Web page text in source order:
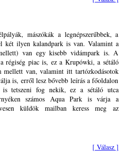
mászókák a legnépszerűbbek, a
két ilyen kalandpark is van. Valamint a
van egy kisebb vidámpark is. A
régiség piac is, ez a Krupówki, a sétáló
mellett van, valamint itt tartózkodásotok
is, erről lesz bővebb leírás a főoldalon
tetszeni fog nekik, ez a sétáló utca
számos Aqua Park is várja a
küldök mailban keress meg az
[ Válasz ]